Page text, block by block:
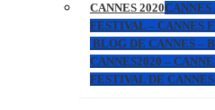
CANNES 2020
FESTIVAL – CANNES
BLOG DE CANNES –
CANNES2020 –
FESTIVAL DE